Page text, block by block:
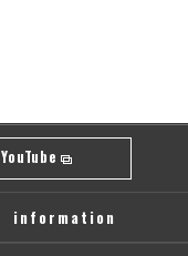
YouTube
information